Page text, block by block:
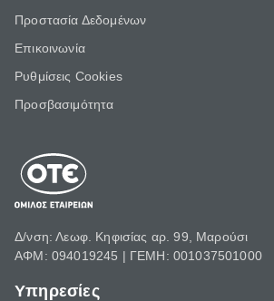
Προστασία Δεδομένων
Επικοινωνία
Ρυθμίσεις Cookies
Προσβασιμότητα
Δ/νση: Λεωφ. Κηφισίας αρ. 99, Μαρούσι
ΑΦΜ: 094019245 | ΓΕΜΗ: 001037501000
Υπηρεσίες